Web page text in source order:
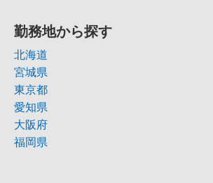
勤務地から探す
北海道
宮城県
東京都
愛知県
大阪府
福岡県